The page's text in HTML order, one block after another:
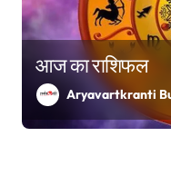
आज का राशिफल
Aryavartkranti